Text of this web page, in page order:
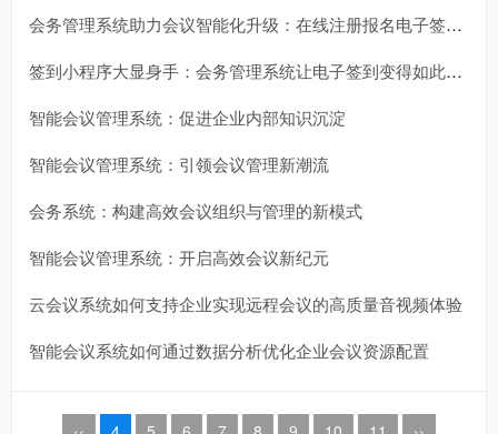
会务管理系统助力会议智能化升级：在线注册报名电子签到一应俱全
签到小程序大显身手：会务管理系统让电子签到变得如此简单高效
智能会议管理系统：促进企业内部知识沉淀
智能会议管理系统：引领会议管理新潮流
会务系统：构建高效会议组织与管理的新模式
智能会议管理系统：开启高效会议新纪元
云会议系统如何支持企业实现远程会议的高质量音视频体验
智能会议系统如何通过数据分析优化企业会议资源配置